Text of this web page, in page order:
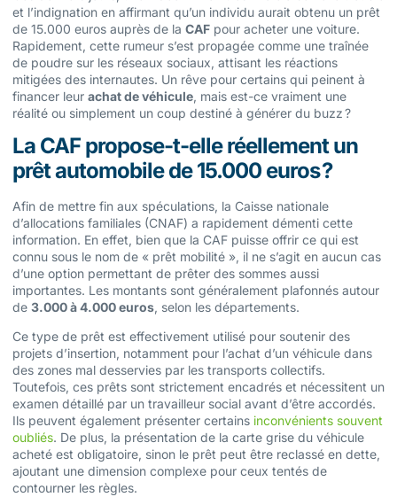
et l’indignation en affirmant qu’un individu aurait obtenu un prêt
de 15.000 euros auprès de la CAF pour acheter une voiture.
Rapidement, cette rumeur s’est propagée comme une traînée
de poudre sur les réseaux sociaux, attisant les réactions
mitigées des internautes. Un rêve pour certains qui peinent à
financer leur achat de véhicule, mais est-ce vraiment une
réalité ou simplement un coup destiné à générer du buzz ?
La CAF propose-t-elle réellement un
prêt automobile de 15.000 euros ?
Afin de mettre fin aux spéculations, la Caisse nationale
d’allocations familiales (CNAF) a rapidement démenti cette
information. En effet, bien que la CAF puisse offrir ce qui est
connu sous le nom de « prêt mobilité », il ne s’agit en aucun cas
d’une option permettant de prêter des sommes aussi
importantes. Les montants sont généralement plafonnés autour
de 3.000 à 4.000 euros, selon les départements.
Ce type de prêt est effectivement utilisé pour soutenir des
projets d’insertion, notamment pour l’achat d’un véhicule dans
des zones mal desservies par les transports collectifs.
Toutefois, ces prêts sont strictement encadrés et nécessitent un
examen détaillé par un travailleur social avant d’être accordés.
Ils peuvent également présenter certains inconvénients souvent
oubliés. De plus, la présentation de la carte grise du véhicule
acheté est obligatoire, sinon le prêt peut être reclassé en dette,
ajoutant une dimension complexe pour ceux tentés de
contourner les règles.